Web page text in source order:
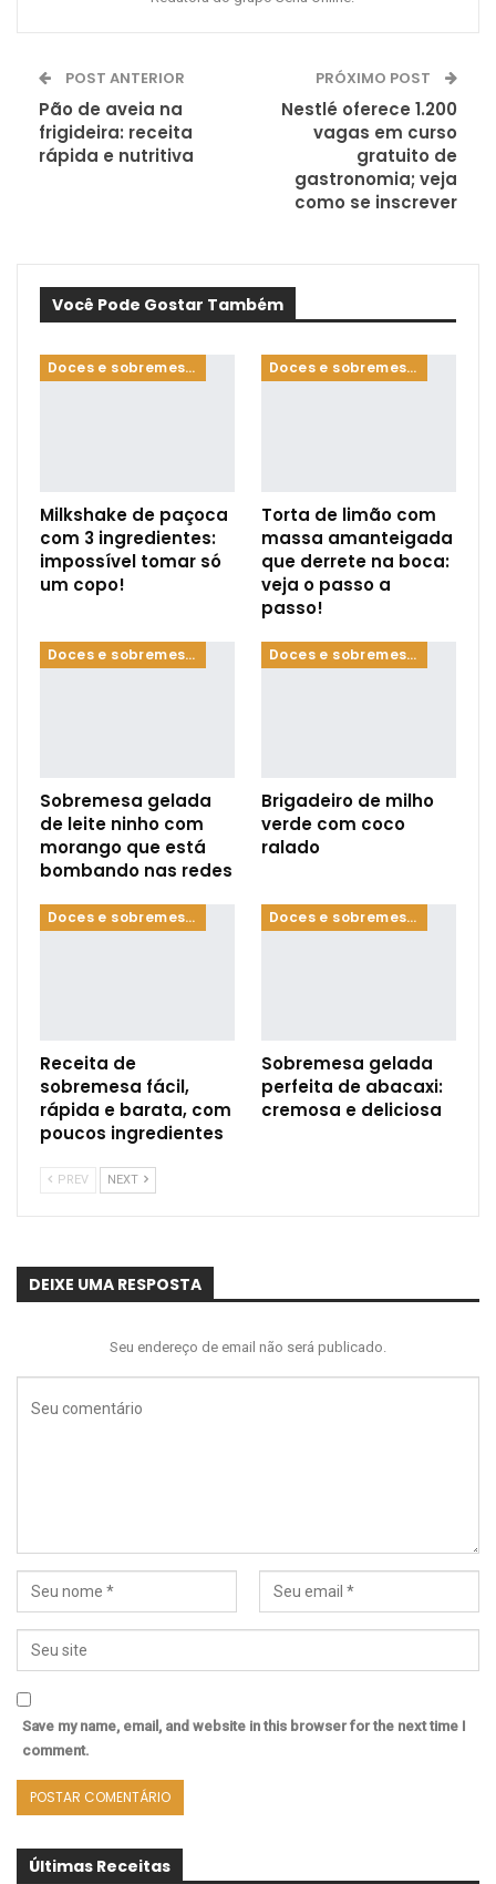
POST ANTERIOR
Pão de aveia na
frigideira: receita
rápida e nutritiva
PRÓXIMO POST
Nestlé oferece 1.200
vagas em curso
gratuito de
gastronomia; veja
como se inscrever
Você Pode Gostar Também
Doces e sobremesas
Milkshake de paçoca
com 3 ingredientes:
impossível tomar só
um copo!
Doces e sobremesas
Torta de limão com
massa amanteigada
que derrete na boca:
veja o passo a
passo!
Doces e sobremesas
Sobremesa gelada
de leite ninho com
morango que está
bombando nas redes
Doces e sobremesas
Brigadeiro de milho
verde com coco
ralado
Doces e sobremesas
Receita de
sobremesa fácil,
rápida e barata, com
poucos ingredientes
Doces e sobremesas
Sobremesa gelada
perfeita de abacaxi:
cremosa e deliciosa
PREV NEXT
DEIXE UMA RESPOSTA
Seu endereço de email não será publicado.
Save my name, email, and website in this browser for the next time I
comment.
Últimas Receitas